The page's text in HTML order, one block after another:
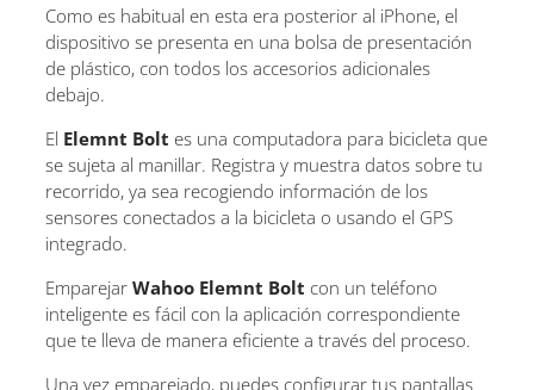
Como es habitual en esta era posterior al iPhone, el
dispositivo se presenta en una bolsa de presentación
de plástico, con todos los accesorios adicionales
debajo.
El Elemnt Bolt es una computadora para bicicleta que
se sujeta al manillar. Registra y muestra datos sobre tu
recorrido, ya sea recogiendo información de los
sensores conectados a la bicicleta o usando el GPS
integrado.
Emparejar Wahoo Elemnt Bolt con un teléfono
inteligente es fácil con la aplicación correspondiente
que te lleva de manera eficiente a través del proceso.
Una vez emparejado, puedes configurar tus pantallas